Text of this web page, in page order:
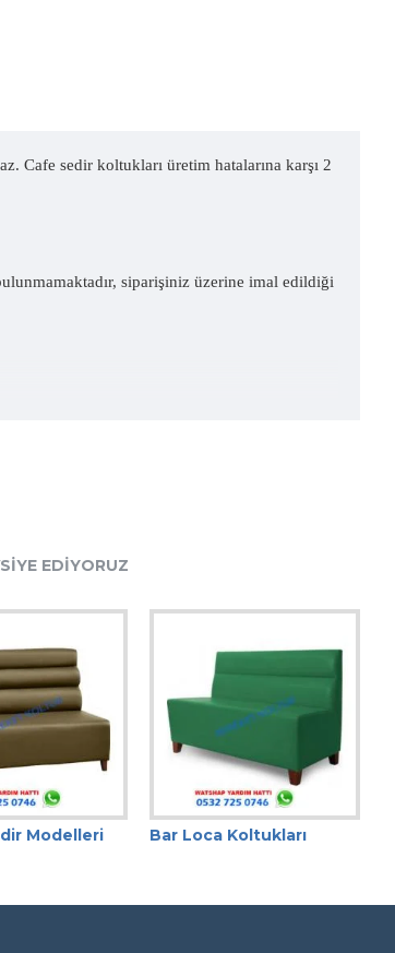
Cafe sedir koltukları üretim hatalarına karşı 2
siparişiniz üzerine imal edildiği
EDIYORUZ
Modelleri Bar Loca Koltukları